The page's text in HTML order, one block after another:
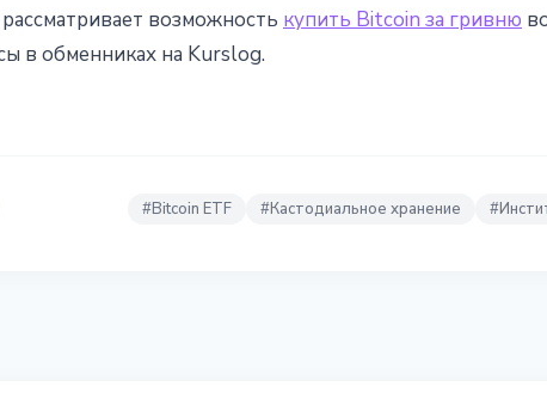
возможность купить Bitcoin за гривню
в обменниках на Kurslog.
#Bitcoin ETF #Кастодиальное хранение #